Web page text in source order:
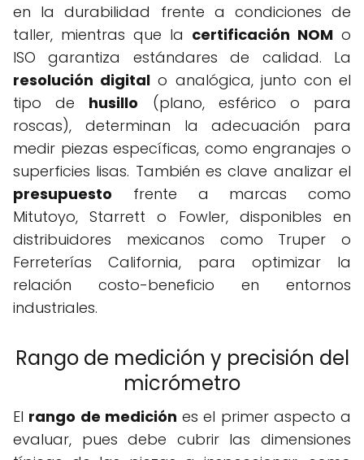
en la durabilidad frente a condiciones de
taller, mientras que la certificación NOM o
ISO garantiza estándares de calidad. La
resolución digital o analógica, junto con el
tipo de husillo (plano, esférico o para
roscas), determinan la adecuación para
medir piezas específicas, como engranajes o
superficies lisas. También es clave analizar el
presupuesto frente a marcas como
Mitutoyo, Starrett o Fowler, disponibles en
distribuidores mexicanos como Truper o
Ferreterías California, para optimizar la
relación costo-beneficio en entornos
industriales.
Rango de medición y precisión del
micrómetro
El rango de medición es el primer aspecto a
evaluar, pues debe cubrir las dimensiones